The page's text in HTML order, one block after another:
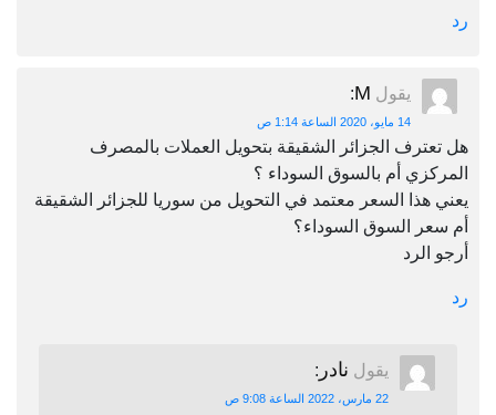
رد
يقول M
:
14 مايو، 2020 الساعة 1:14 ص
هل تعترف الجزائر الشقيقة بتحويل العملات بالمصرف
المركزي أم بالسوق السوداء ؟
يعني هذا السعر معتمد في التحويل من سوريا للجزائر الشقيقة
أم سعر السوق السوداء؟
أرجو الرد
رد
يقول نادر :
22 مارس، 2022 الساعة 9:08 ص